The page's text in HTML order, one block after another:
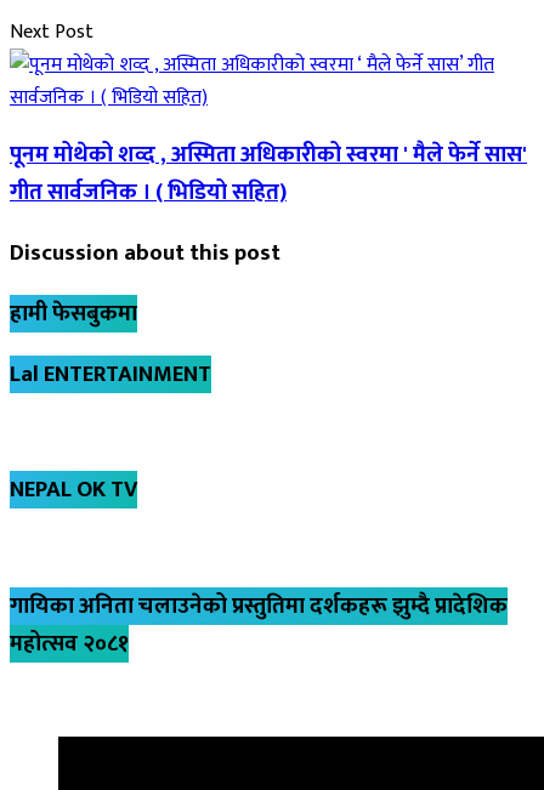
Next Post
पूनम मोथेको शव्द , अस्मिता अधिकारीको स्वरमा ' मैले फेर्ने सास'
गीत सार्वजनिक । ( भिडियो सहित)
Discussion about this post
हामी फेसबुकमा
Lal ENTERTAINMENT
NEPAL OK TV
गायिका अनिता चलाउनेको प्रस्तुतिमा दर्शकहरू झुम्दै प्रादेशिक
महोत्सव २०८१